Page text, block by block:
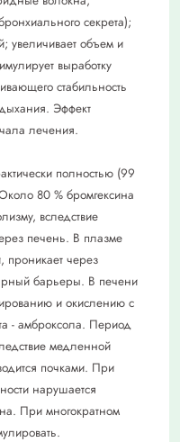
секрета);
увеличивает объем и
выработку
стабильность
Эффект
лечения.
полностью (99
80 % бромгексина
вследствие
печень. В плазме
проникает через
барьеры. В печени
и окислению с
- амброксола. Период
медленной
почками. При
нарушается
При многократном